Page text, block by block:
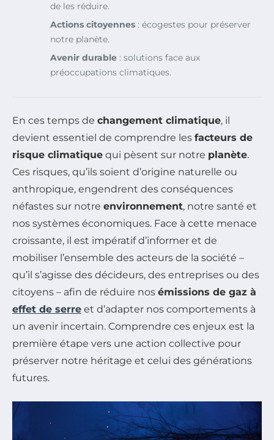
de les réduire.
Actions citoyennes : écogestes pour préserver
notre planète.
Avenir durable : solutions face aux
préoccupations climatiques.
En ces temps de changement climatique, il
devient essentiel de comprendre les facteurs de
risque climatique qui pèsent sur notre planète.
Ces risques, qu’ils soient d’origine naturelle ou
anthropique, engendrent des conséquences
néfastes sur notre environnement, notre santé et
nos systèmes économiques. Face à cette menace
croissante, il est impératif d’informer et de
mobiliser l’ensemble des acteurs de la société –
qu’il s’agisse des décideurs, des entreprises ou des
citoyens – afin de réduire nos émissions de gaz à
effet de serre et d’adapter nos comportements à
un avenir incertain. Comprendre ces enjeux est la
première étape vers une action collective pour
préserver notre héritage et celui des générations
futures.